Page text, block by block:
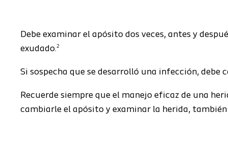
Debe examinar el apósito dos veces, antes y
exudado.2
Si sospecha que se desarrolló una infección,
Recuerde siempre que el manejo eficaz de una
cambiarle el apósito y examinar la herida,